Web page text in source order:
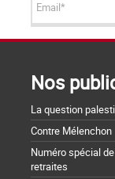
Nos
La question
Contre Mélenchon
Numéro spécial
retraites